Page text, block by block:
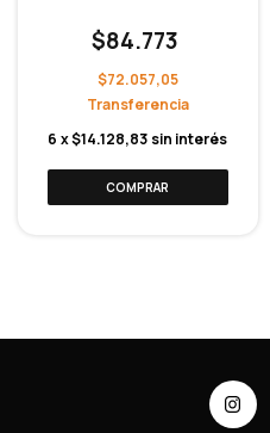
$84.773
$72.057,05
6 x$14.128,83 sin interés